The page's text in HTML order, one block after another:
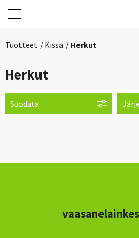
Tuotteet Kissa Herkut
Herkut
Suodata